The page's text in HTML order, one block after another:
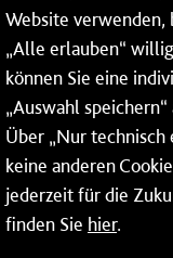
55118 Mainz
Tel.:06131 - 12 78
Fax: 06131 - 12 78
Website
„Alle erlauben“
können Sie eine
„Auswahl
Über „Nur technisch
keine anderen
jederzeit für die
finden Sie hier.